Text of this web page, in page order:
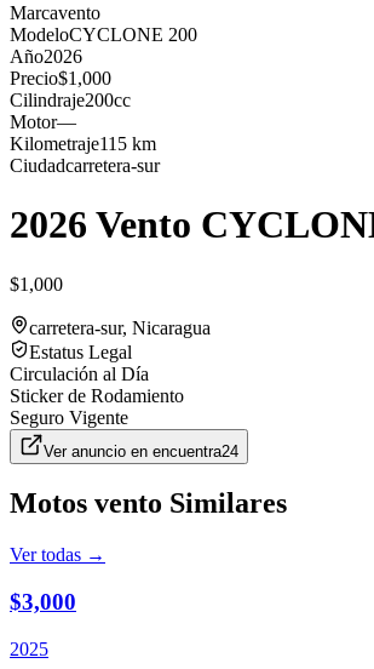
Marcavento
ModeloCYCLONE 200
Año2026
Precio$1,000
Cilindraje200cc
Motor—
Kilometraje115 km
Ciudadcarretera-sur
2026 Vento
$1,000
carretera-sur, Nicaragua
Estatus Legal
Circulación al Día
Sticker de Rodamiento
Seguro Vigente
Ver anuncio en encuentra24
Motos vento Similares
Ver todas →
$3,000
2025